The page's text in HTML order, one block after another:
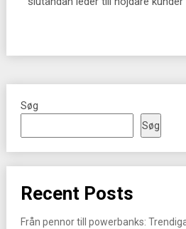
Søg
Søg
Recent Posts
Från pennor till powerbanks: